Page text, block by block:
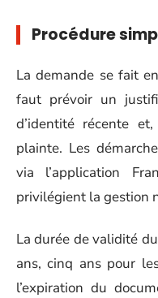
Procédure
La demande se fait
faut prévoir un
d’identité récente
plainte. Les
via l’application
privilégient la gestion
La durée de validité
ans, cinq ans pour
l’expiration du